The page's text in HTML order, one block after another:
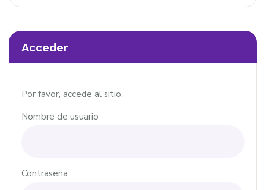
Acceder
Por favor, accede al sitio.
Nombre de usuario
Contraseña